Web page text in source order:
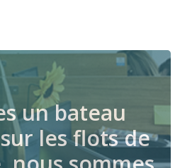
un bateau
les flots de